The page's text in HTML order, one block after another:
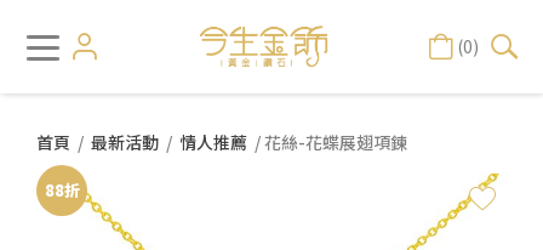
(0)
首頁 / 最新活動 / 情人推薦 / 花絲-花蝶展翅項鍊
88折